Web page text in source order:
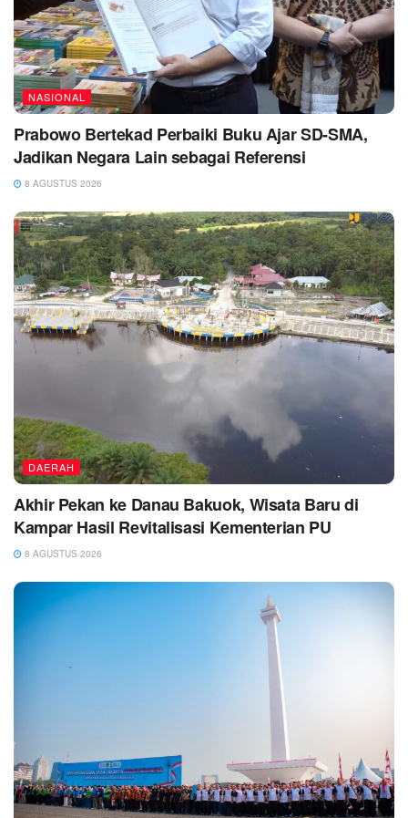
NASIONAL
Prabowo Bertekad Perbaiki Buku Ajar SD-SMA,
Jadikan Negara Lain sebagai Referensi
8 AGUSTUS 2026
DAERAH
Akhir Pekan ke Danau Bakuok, Wisata Baru di
Kampar Hasil Revitalisasi Kementerian PU
8 AGUSTUS 2026